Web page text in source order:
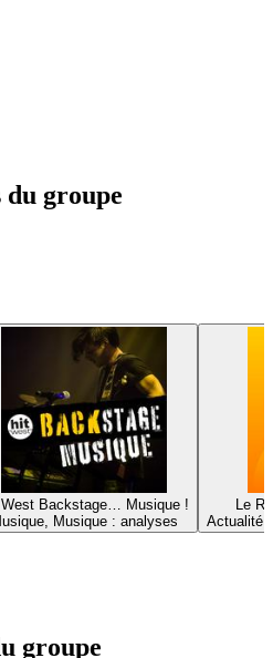
du groupe
Hit West Backstage… Musique !
Musique : analyses
Le
Actualité
groupe